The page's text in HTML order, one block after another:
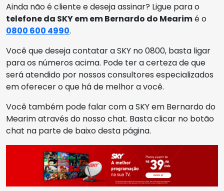
Ainda não é cliente e deseja assinar? Ligue para o
telefone da SKY em em Bernardo do Mearimé o
0800 600 4990.
Você que deseja contatar a SKY no 0800, basta ligar
para os números acima. Pode ter a certeza de que
será atendido por nossos consultores especializados
em oferecer o que há de melhor a você.
Você também pode falar com a SKY em Bernardo do
Mearim através do nosso chat. Basta clicar no botão
chat na parte de baixo desta página.